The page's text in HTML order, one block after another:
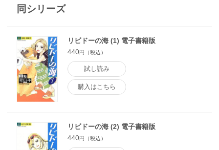
同シリーズ
リビドーの海 (1) 電子書籍版
440円（税込）
試し読み
購入はこちら
リビドーの海 (2) 電子書籍版
440円（税込）